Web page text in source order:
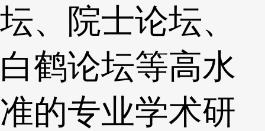
坛、院士论坛、
白鹤论坛等高水
准的专业学术研